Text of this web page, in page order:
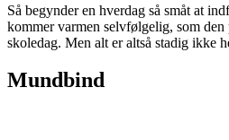
Så begynder en hverdag så småt at
kommer varmen selvfølgelig, som den
skoledag. Men alt er altså stadig ikke
Mundbind